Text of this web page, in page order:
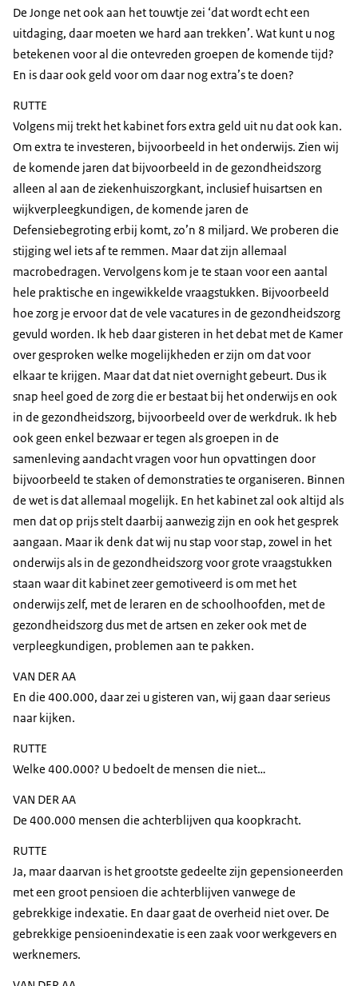
De Jonge net ook aan het touwtje zei ‘dat wordt echt een
uitdaging, daar moeten we hard aan trekken’. Wat kunt u nog
betekenen voor al die ontevreden groepen de komende tijd?
En is daar ook geld voor om daar nog extra’s te doen?
RUTTE
Volgens mij trekt het kabinet fors extra geld uit nu dat ook kan.
Om extra te investeren, bijvoorbeeld in het onderwijs. Zien wij
de komende jaren dat bijvoorbeeld in de gezondheidszorg
alleen al aan de ziekenhuiszorgkant, inclusief huisartsen en
wijkverpleegkundigen, de komende jaren de
Defensiebegroting erbij komt, zo’n 8 miljard. We proberen die
stijging wel iets af te remmen. Maar dat zijn allemaal
macrobedragen. Vervolgens kom je te staan voor een aantal
hele praktische en ingewikkelde vraagstukken. Bijvoorbeeld
hoe zorg je ervoor dat de vele vacatures in de gezondheidszorg
gevuld worden. Ik heb daar gisteren in het debat met de Kamer
over gesproken welke mogelijkheden er zijn om dat voor
elkaar te krijgen. Maar dat dat niet overnight gebeurt. Dus ik
snap heel goed de zorg die er bestaat bij het onderwijs en ook
in de gezondheidszorg, bijvoorbeeld over de werkdruk. Ik heb
ook geen enkel bezwaar er tegen als groepen in de
samenleving aandacht vragen voor hun opvattingen door
bijvoorbeeld te staken of demonstraties te organiseren. Binnen
de wet is dat allemaal mogelijk. En het kabinet zal ook altijd als
men dat op prijs stelt daarbij aanwezig zijn en ook het gesprek
aangaan. Maar ik denk dat wij nu stap voor stap, zowel in het
onderwijs als in de gezondheidszorg voor grote vraagstukken
staan waar dit kabinet zeer gemotiveerd is om met het
onderwijs zelf, met de leraren en de schoolhoofden, met de
gezondheidszorg dus met de artsen en zeker ook met de
verpleegkundigen, problemen aan te pakken.
VAN DER AA
En die 400.000, daar zei u gisteren van, wij gaan daar serieus
naar kijken.
RUTTE
Welke 400.000? U bedoelt de mensen die niet…
VAN DER AA
De 400.000 mensen die achterblijven qua koopkracht.
RUTTE
Ja, maar daarvan is het grootste gedeelte zijn gepensioneerden
met een groot pensioen die achterblijven vanwege de
gebrekkige indexatie. En daar gaat de overheid niet over. De
gebrekkige pensioenindexatie is een zaak voor werkgevers en
werknemers.